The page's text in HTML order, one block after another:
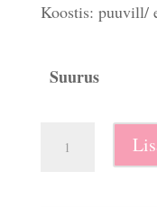
Koostis: puuvill/
Suurus
sukkpüksid